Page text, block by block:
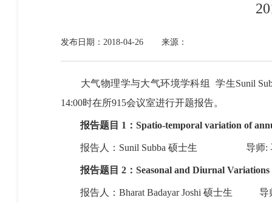
发布日期：2018-04-26 来源：
大气物理学与大气环境学科组 学生Sunil
14:00时在所915会议室进行开题报告。
报告题目 1： Spatio-temporal variation of
报告人： Sunil Subba 硕士生 导师:
报告题目 2： Seasonal and Diurnal
报告人： Bharat Badayar Joshi 硕士生 导